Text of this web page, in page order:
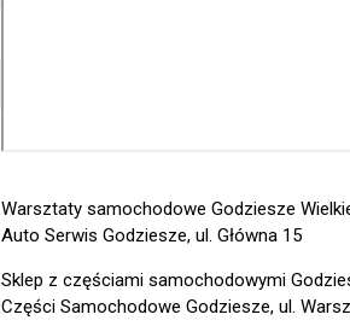
Warsztaty samochodowe Godziesze
Auto Serwis Godziesze, ul. Główna 15
Sklep z częściami samochodowymi
Części Samochodowe Godziesze, ul.